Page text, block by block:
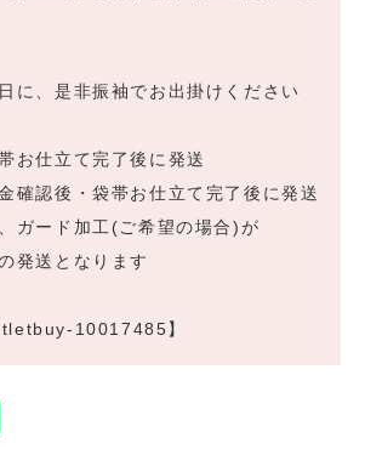
に、是非振袖でお出掛けください
お仕立て完了後に発送
確認後・袋帯お仕立て完了後に発送
ガード加工(ご希望の場合)が
発送となります
10017485】